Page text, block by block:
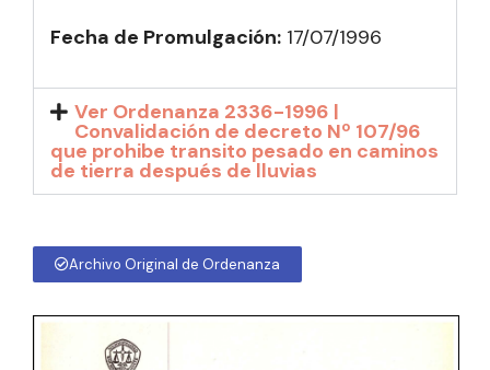
Fecha de Promulgación: 17/07/1996
Ver Ordenanza 2336-1996 |
Convalidación de decreto Nº 107/96
que prohibe transito pesado en caminos
de tierra después de lluvias
Archivo Original de Ordenanza